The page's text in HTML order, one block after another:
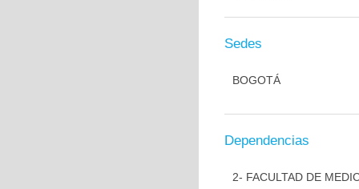
Sedes
BOGOTÁ
Dependencias
2- FACULTAD DE